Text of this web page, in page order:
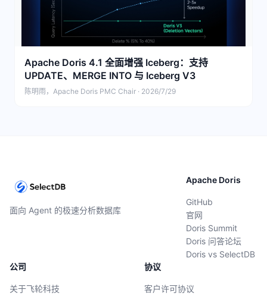
Apache Doris 4.1 全面增强 Iceberg：支持
UPDATE、MERGE INTO 与 Iceberg V3
陈明雨，Apache Doris PMC Chair · 2026/7/29
面向 Agent 的极速分析数据库
Apache Doris
GitHub
官网
Doris Summit
Doris 问答论坛
Doris vs SelectDB
公司
关于飞轮科技
协议
客户许可协议